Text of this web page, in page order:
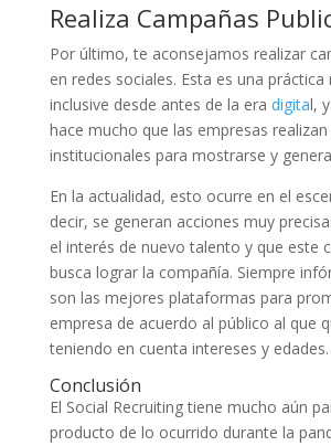
Realiza Campañas
Por último, te aconsejamos realizar
en redes sociales. Esta es una práctica
inclusive desde antes de la era digital,
hace mucho que las empresas
institucionales para mostrarse y
En la actualidad, esto ocurre en el
decir, se generan acciones muy
el interés de nuevo talento y que este
busca lograr la compañía. Siempre
son las mejores plataformas para
empresa de acuerdo al público al que
teniendo en cuenta intereses y edades.
Conclusión
El Social Recruiting tiene mucho aún
producto de lo ocurrido durante la